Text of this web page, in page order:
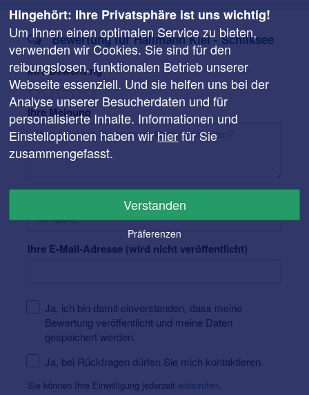
Bewertung für Hallmann Kiel - Schilksee
Ihre Bewertung
Ihre Meinung
Ihre E-Mail-Adresse (wird nicht veröffentlicht)
Ja, ich bin damit einverstanden, dass meine
Bewertung veröffentlicht und meine Daten
gespeichert werden.
Ja, bei Rückfragen dürfen Sie mich kontaktieren.
Sie können Ihre Einwilligung jederzeit widerrufen.
Hingehört: Ihre Privatsphäre ist uns wichtig!
Um Ihnen einen optimalen Service zu bieten,
verwenden wir Cookies. Sie sind für den
reibungslosen, funktionalen Betrieb unserer
Webseite essenziell. Und sie helfen uns bei der
Analyse unserer Besucherdaten und für
personalisierte Inhalte. Informationen und
Einstelloptionen haben wir hierfür Sie
zusammengefasst.
Verstanden
Präferenzen